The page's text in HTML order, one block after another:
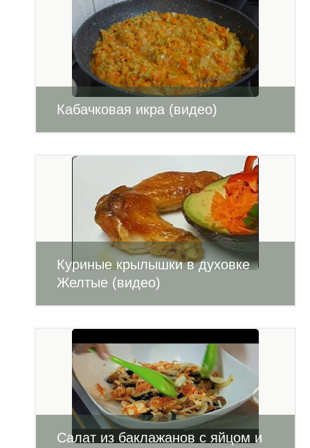
Кабачковая икра (видео)
Куриные крылышки в духовке
Желтые (видео)
Салат из баклажанов с яйцом и